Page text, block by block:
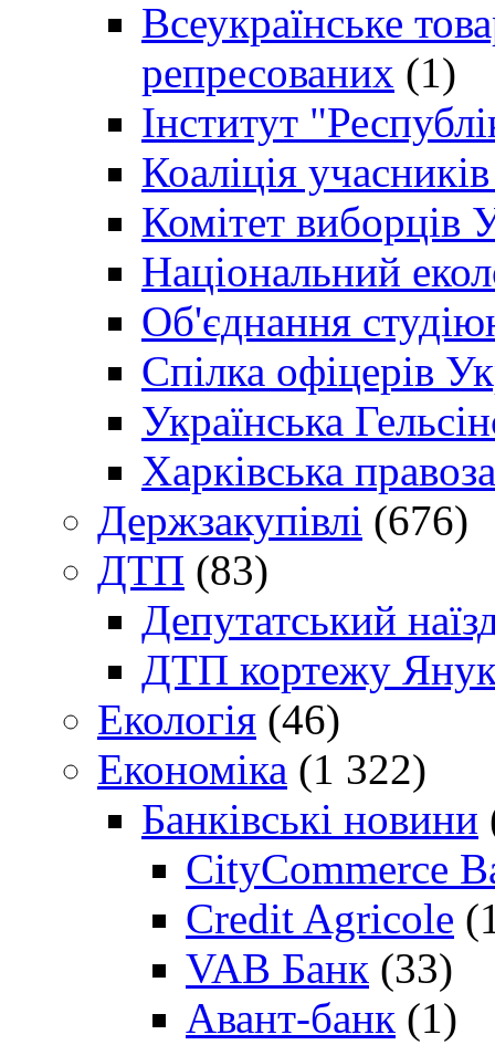
Всеукраїнське
репресованих (1)
Інститут
Коаліція
Комітет виборців
Національний
Об'єднання
Спілка офіцерів
Українська
Харківська
Держзакупівлі (676)
ДТП (83)
Депутатський
ДТП кортежу
Екологія (46)
Економіка (1 322)
Банківські новини
CityCommerce
Credit Agricole
VAB Банк (33)
Авант-банк (1)